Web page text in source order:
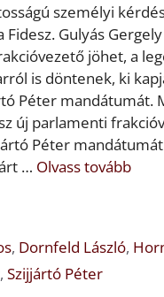
személyi
Fidesz. Gulyás
jöhet, a
is döntenek, ki
Péter mandátumát.
új parlamenti
Péter
… Olvass tovább
, Dornfeld László,
, Szijjártó Péter